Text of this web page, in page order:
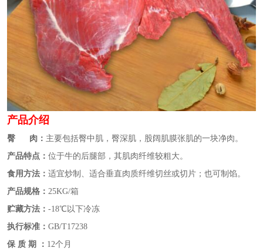
产品介绍
臀 肉： 主要包括臀中肌，臀深肌，股阔肌膜张肌的一块净肉。
产品特点： 位于牛的后腿部，其肌肉纤维较粗大。
食用方法： 适宜炒制、适合垂直肉质纤维切丝或切片；也可制馅。
产品规格： 25KG/箱
贮藏方法： -18℃以下冷冻
执行标准： GB/T17238
保 质 期 ： 12个月